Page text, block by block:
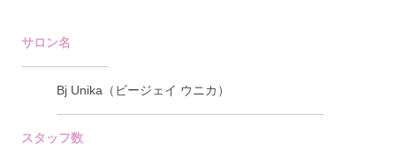
サロン名
Bj Unika（ビージェイ ウニカ）
スタッフ数